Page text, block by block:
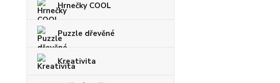
Hrnečky COOL
Puzzle dřevěné
Kreativita